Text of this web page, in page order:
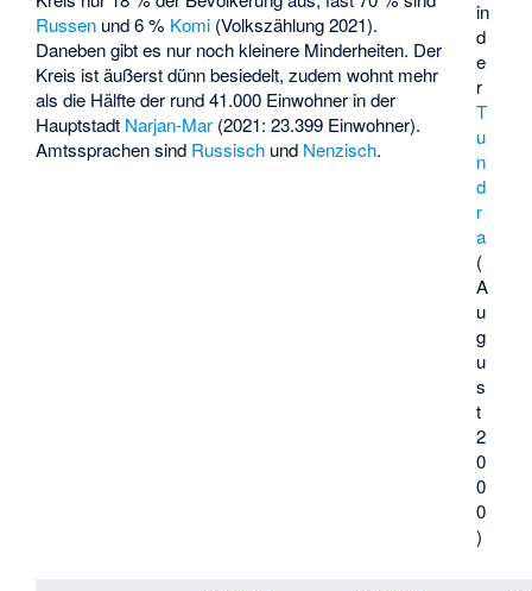
in
d
e
r
T
u
n
d
r
a
(
A
u
g
u
s
t
2
0
0
0
)
Russen und 6 % Komi (Volkszählung 2021).
Daneben gibt es nur noch kleinere Minderheiten. Der
Kreis ist äußerst dünn besiedelt, zudem wohnt mehr
als die Hälfte der rund 41.000 Einwohner in der
Hauptstadt Narjan-Mar (2021: 23.399 Einwohner).
Amtssprachen sind Russisch und Nenzisch.